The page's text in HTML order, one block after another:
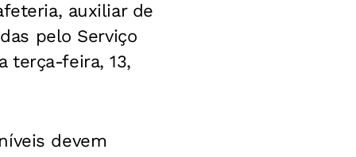
auxiliar de
pelo Serviço
terça-feira, 13,
devem